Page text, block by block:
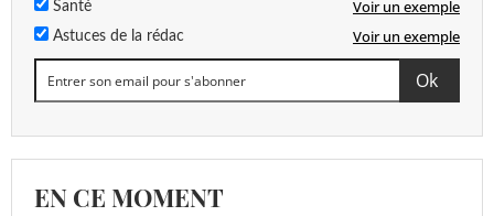
Santé Voir un exemple
Astuces de la rédac Voir un exemple
EN CE MOMENT